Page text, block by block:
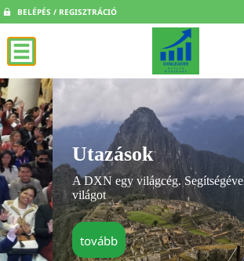
BELÉPÉS / REGISZTRÁCIÓ
Utazások
A DXN egy világcég. Segítségével
világot
tovább